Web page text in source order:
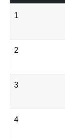
1
2
3
4